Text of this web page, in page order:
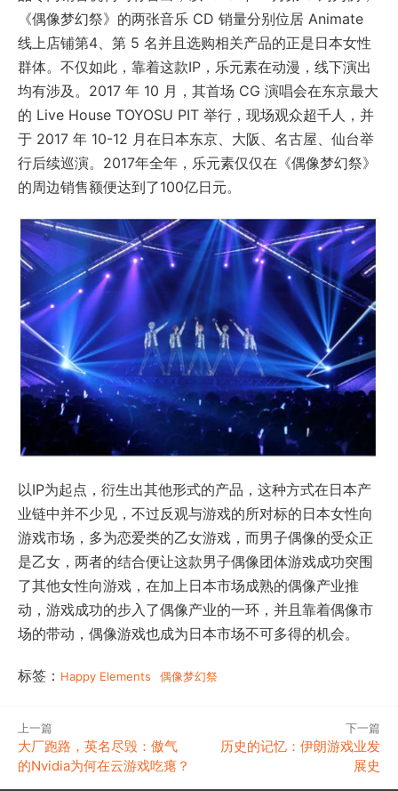
《偶像梦幻祭》的两张音乐 CD 销量分别位居 Animate
线上店铺第4、第 5 名并且选购相关产品的正是日本女性
群体。不仅如此，靠着这款IP，乐元素在动漫，线下演出
均有涉及。2017 年 10 月，其首场 CG 演唱会在东京最大
的 Live House TOYOSU PIT 举行，现场观众超千人，并
于 2017 年 10-12 月在日本东京、大阪、名古屋、仙台举
行后续巡演。2017年全年，乐元素仅仅在《偶像梦幻祭》
的周边销售额便达到了100亿日元。
以IP为起点，衍生出其他形式的产品，这种方式在日本产
业链中并不少见，不过反观与游戏的所对标的日本女性向
游戏市场，多为恋爱类的乙女游戏，而男子偶像的受众正
是乙女，两者的结合便让这款男子偶像团体游戏成功突围
了其他女性向游戏，在加上日本市场成熟的偶像产业推
动，游戏成功的步入了偶像产业的一环，并且靠着偶像市
场的带动，偶像游戏也成为日本市场不可多得的机会。
标签： Happy Elements 偶像梦幻祭
上一篇
大厂跑路，英名尽毁：傲气
的Nvidia为何在云游戏吃瘪？
下一篇
历史的记忆：伊朗游戏业发
展史